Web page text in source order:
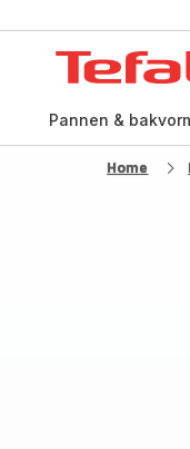
Pannen &
Home